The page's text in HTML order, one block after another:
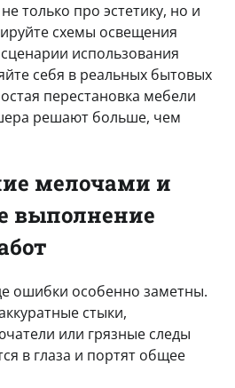
только про эстетику, но и
схемы освещения
использования
себя в реальных бытовых
перестановка мебели
решают больше, чем
мелочами и
выполнение
ошибки особенно заметны.
стыки,
или грязные следы
в глаза и портят общее